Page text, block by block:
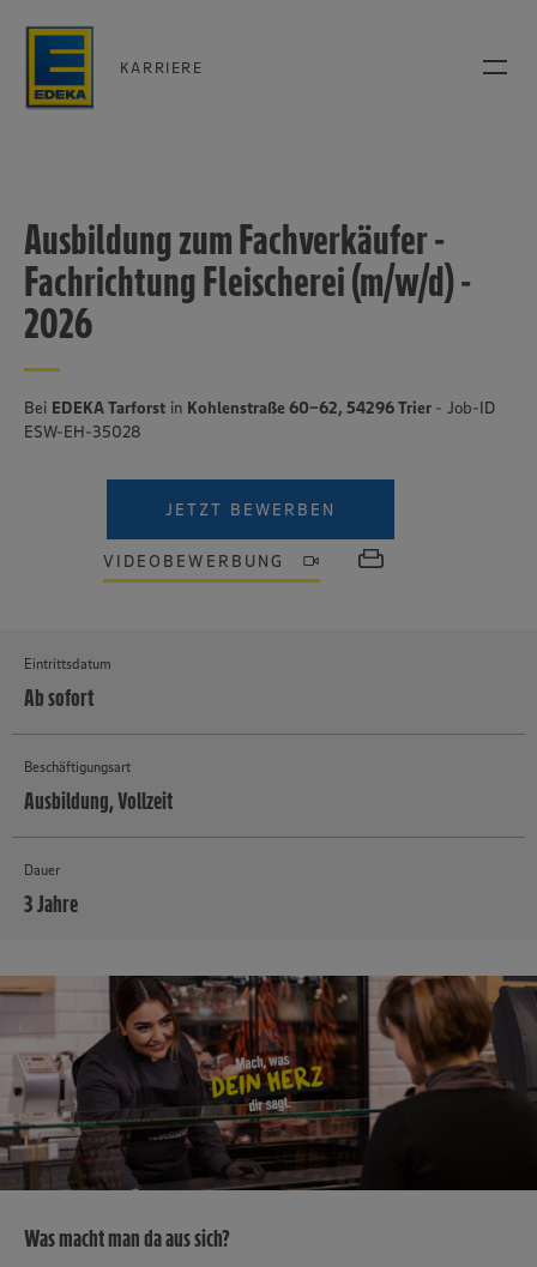
KARRIERE
Ausbildung zum Fachverkäufer -
Fachrichtung Fleischerei (m/w/d) -
2026
Bei EDEKA Tarforst in Kohlenstraße 60-62, 54296 Trier - Job-ID
ESW-EH-35028
JETZT BEWERBEN
VIDEOBEWERBUNG
Eintrittsdatum
Ab sofort
Beschäftigungsart
Ausbildung, Vollzeit
Dauer
3 Jahre
Was macht man da aus sich?